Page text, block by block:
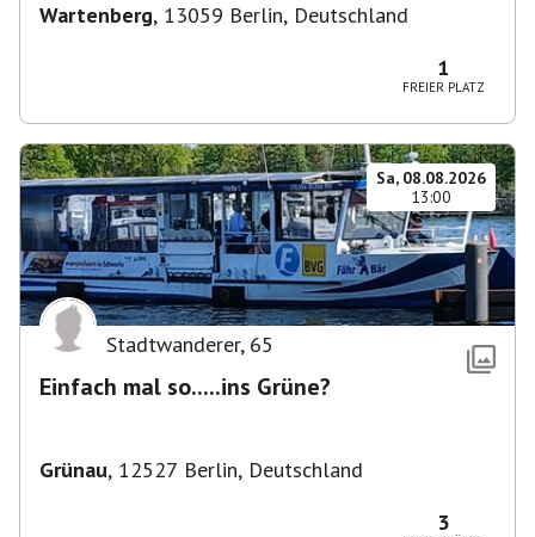
Wartenberg, 13059 Berlin, Deutschland
1
FREIER PLATZ
Sa, 08.08.2026
13:00
Stadtwanderer, 65
Einfach mal so.....ins Grüne?
Grünau, 12527 Berlin, Deutschland
3